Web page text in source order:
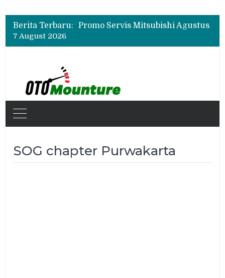
Berita Terbaru:
Bukan Cuma Layar 14,6 Inci, Ini Fitur Pintar Changan Nevo Q05 yang Dibanderol Rp309 Juta
Promo Servis Mitsubishi Agustus 2026, Ada Diskon ESP dan Bodi & Cat Kilau Merdeka
Bukan Cuma Layar 14,6 Inci, Ini Fitur Pintar Changan Nevo Q05 yang Dibanderol Rp309 Juta
7 August 2026
SOG chapter Purwakarta